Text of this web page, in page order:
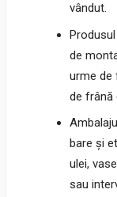
vândut.
de
urme de
de frână
bare și
ulei,
sau